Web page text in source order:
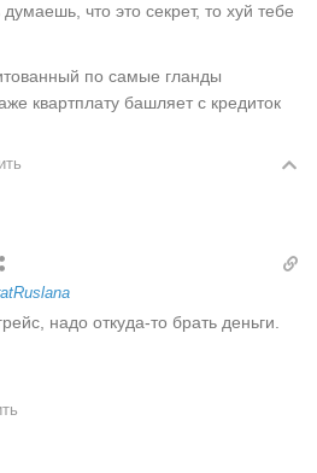
что это секрет, то хуй тебе
по самые гланды
квартплату башляет с кредиток
надо откуда-то брать деньги.